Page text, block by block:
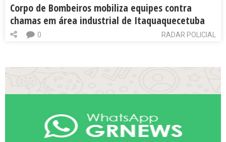
Corpo de Bombeiros mobiliza equipes contra
chamas em área industrial de Itaquaquecetuba
RADAR POLICIAL
0